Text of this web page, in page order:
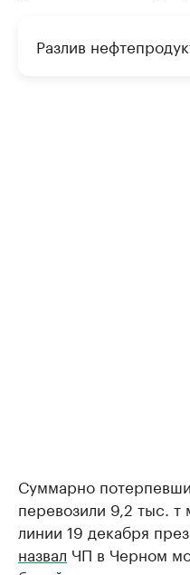
Разлив
Суммарно
перевозили 9,2 тыс. т
линии 19 декабря
назвал ЧП в Черном